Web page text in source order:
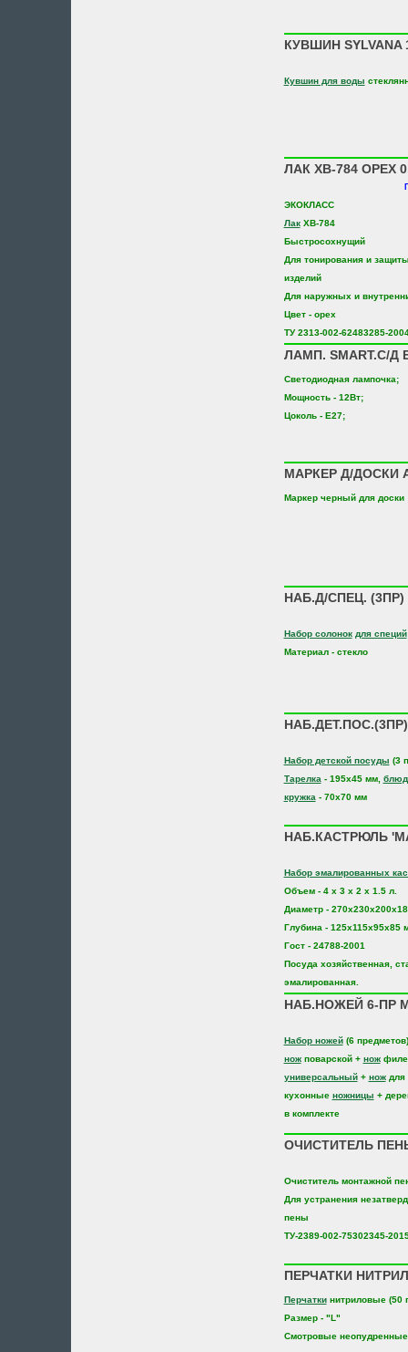
КУВШИН SYLVANA
Кувшин для воды
ЛАК ХВ-784 ОРЕХ
ЭКОКЛАСС
ЛакХВ-784
Быстросохнущий
Для тонирования и
изделий
Для наружных и
Цвет - орех
ТУ 2313-002-62483285-
ЛАМП. SMART.С/Д
Светодиодная лампочка;
Мощность - 12Вт;
Цоколь - E27;
МАРКЕР Д/ДОСКИ
Маркер черный для доски
НАБ.Д/СПЕЦ. (3ПР)
Набор солонок для специй
Материал - стекло
Набор детской посуды (3
Тарелка - 195х45 мм,
кружка - 70х70 мм
НАБ.КАСТРЮЛЬ
Набор эмалированных
Объем - 4 х 3 х 2 х 1.5 л.
Диаметр -
Глубина - 125х115х95х85
Гост - 24788-2001
Посуда хозяйственная,
эмалированная.
НАБ.НОЖЕЙ 6-ПР
Набор ножей(6 предметов)
ножповарской + нож
универсальный+ нождля
кухонные ножницы +
в комплекте
ОЧИСТИТЕЛЬ
Очиститель монтажной
Для устранения
пены
ТУ-2389-002-75302345-
ПЕРЧАТКИ
Перчаткинитриловые (50
Размер - "L"
Cмотровые